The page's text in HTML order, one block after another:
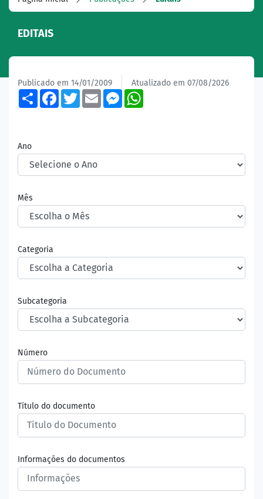
EDITAIS
Publicado em 14/01/2009 Atualizado em 07/08/2026
ShareFacebook
TwitterEmailMessenger
Ano
Mês
Categoria
Subcategoria
Número
Título do documento
Informações do documentos